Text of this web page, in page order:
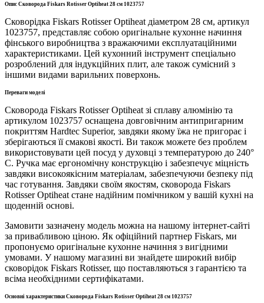
Опис Сковорода Fiskars Rotisser Optiheat 28 см 1023757
Сковорідка Fiskars Rotisser Optiheat діаметром 28 см, артикул
1023757, представляє собою оригінальне кухонне начиння
фінського виробництва з вражаючими експлуатаційними
характеристиками. Цей кухонний інструмент спеціально
розроблений для індукційних плит, але також сумісний з
іншими видами варильних поверхонь.
Переваги моделі
Сковорода Fiskars Rotisser Optiheat зі сплаву алюмінію та
артикулом 1023757 оснащена довговічним антипригарним
покриттям Hardtec Superior, завдяки якому їжа не пригорає і
зберігаються її смакові якості. Ви також можете без проблем
використовувати цей посуд у духовці з температурою до 240°
C. Ручка має ергономічну конструкцію і забезпечує міцність
завдяки високоякісним матеріалам, забезпечуючи безпеку під
час готування. Завдяки своїм якостям, сковорода Fiskars
Rotisser Optiheat стане надійним помічником у вашій кухні на
щоденній основі.
Замовити зазначену модель можна на нашому інтернет-сайті
за привабливою ціною. Як офіційний партнер Fiskars, ми
пропонуємо оригінальне кухонне начиння з вигідними
умовами. У нашому магазині ви знайдете широкий вибір
сковорідок Fiskars Rotisser, що поставляються з гарантією та
всіма необхідними сертифікатами.
Основні характеристики Сковорода Fiskars Rotisser Optiheat 28 см 1023757